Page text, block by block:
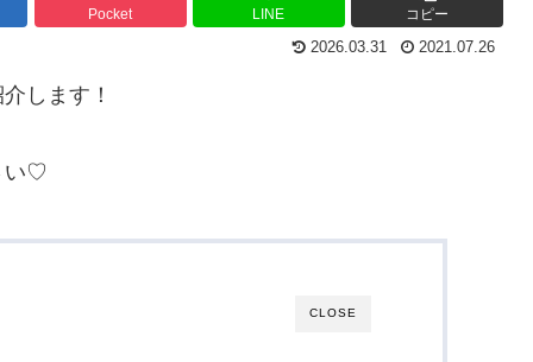
Pocket LINE コピー
2026.03.31 2021.07.26
します！
い♡
CLOSE